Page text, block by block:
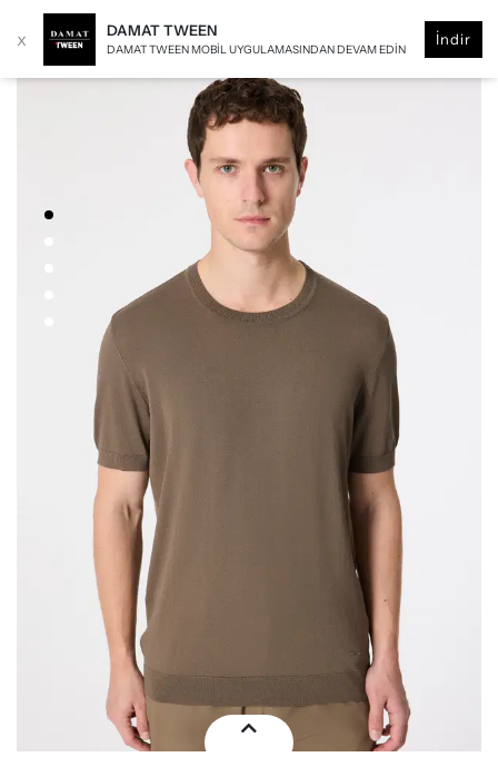
x DAMAT TWEEN
DAMAT TWEEN MOBIL UYGULAMASINDAN DEVAM EDIN
İndir